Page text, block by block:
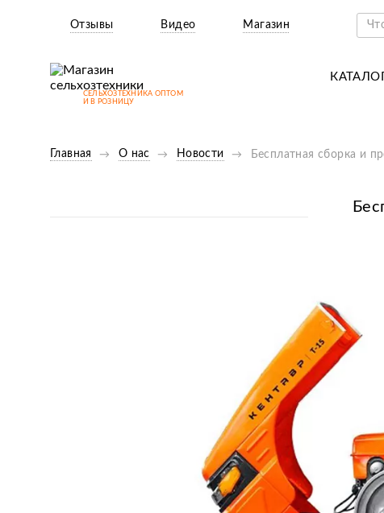
Отзывы Видео Магазин
СЕЛЬХОЗТЕХНИКА ОПТОМ
И В РОЗНИЦУ
Главная О нас Новости Бесплатная сборка и